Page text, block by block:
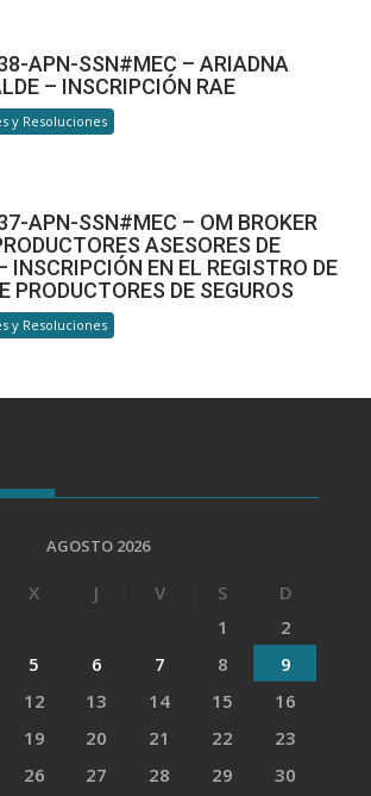
APN-SSN#MEC – ARIADNA
– INSCRIPCIÓN RAE
y Resoluciones
APN-SSN#MEC – OM BROKER
ASESORES DE
INSCRIPCIÓN EN EL REGISTRO DE
PRODUCTORES DE SEGUROS
y Resoluciones
AGOSTO 2026
X J V S
D
1
2
5 6 7 8
9
12 13 14 15
16
19 20 21 22
23
26 27 28 29
30